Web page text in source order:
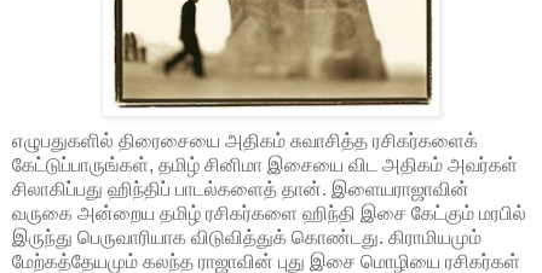
எழுபதுகளில் திரைசையை அதிகம் சுவாசித்த ரசிகர்களைக்
கேட்டுப்பாருங்கள், தமிழ் சினிமா இசையை விட அதிகம் அவர்கள்
சிலாகிப்பது ஹிந்திப் பாடல்களைத் தான். இளையராஜாவின்
வருகை அன்றைய தமிழ் ரசிகர்களை ஹிந்தி இசை கேட்கும் மரபில்
இருந்து பெருவாரியாக விடுவித்துக் கொண்டது. கிராமியமும்
மேற்கத்தேயமும் கலந்த ராஜாவின் புது இசை மொழியை ரசிகர்கள்